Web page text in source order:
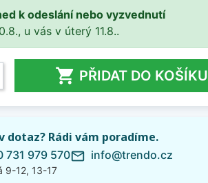
k odeslání nebo vyzvednutí
u vás v úterý 11.8..
 PŘIDAT DO KOŠÍKU
dotaz? Rádi vám poradíme.
731 979 570
9-12, 13-17
mail_outline info@trendo.cz